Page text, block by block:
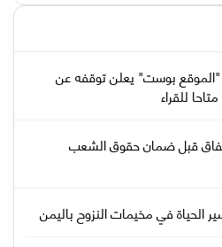
بوست" يعلن توقفه عن
للقراء
قبل ضمان حقوق الشعب
في مخيمات النزوح باليمن